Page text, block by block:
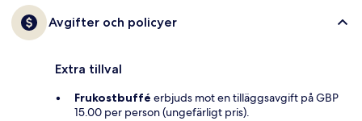
Avgifter och policyer
Extra tillval
Frukostbuffé erbjuds mot en tilläggsavgift på GBP
15.00 per person (ungefärligt pris).